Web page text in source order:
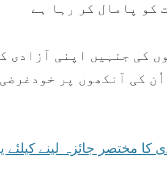
کو پامال کر رہا ہے
کی جنہیں اپنی آزادی
کی آنکھوں پر
مختصر جائزہ لینے کیلئے